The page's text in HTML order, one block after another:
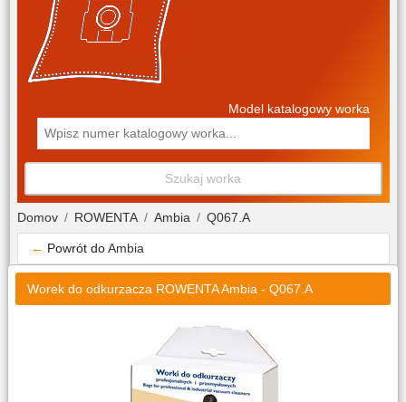
Model katalogowy worka
Szukaj worka
Domov ROWENTA Ambia Q067.A
← Powrót doAmbia
Worek do odkurzacza ROWENTA Ambia - Q067.A